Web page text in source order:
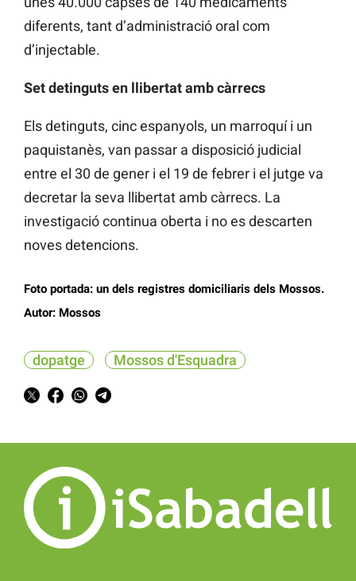
diferents, tant d’administració oral com
d’injectable.
Set detinguts en llibertat amb càrrecs
Els detinguts, cinc espanyols, un marroquí i un
paquistanès, van passar a disposició judicial
entre el 30 de gener i el 19 de febrer i el jutge va
decretar la seva llibertat amb càrrecs. La
investigació continua oberta i no es descarten
noves detencions.
Foto portada: un dels registres domiciliaris dels Mossos.
Autor: Mossos
dopatge Mossos d'Esquadra